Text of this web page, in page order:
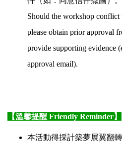
Should the workshop conflict
please obtain prior approval
provide supporting evidence
approval email).
【溫馨提醒 Friendly Reminder】
本活動得採計築夢展翼翻轉